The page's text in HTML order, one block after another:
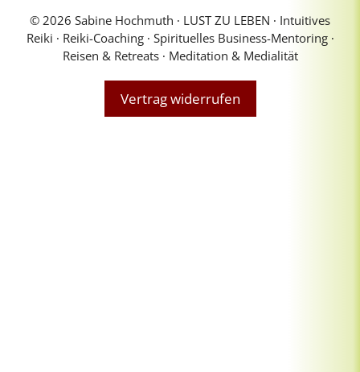
© 2026 Sabine Hochmuth ∙ LUST ZU LEBEN ∙ Intuitives
Reiki ∙ Reiki-Coaching ∙ Spirituelles Business-Mentoring ∙
Reisen & Retreats ∙ Meditation & Medialität
Vertrag widerrufen